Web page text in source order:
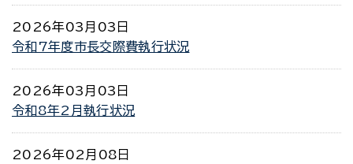
2026年03月03日
令和7年度市長交際費執行状況
2026年03月03日
令和8年2月執行状況
2026年02月08日